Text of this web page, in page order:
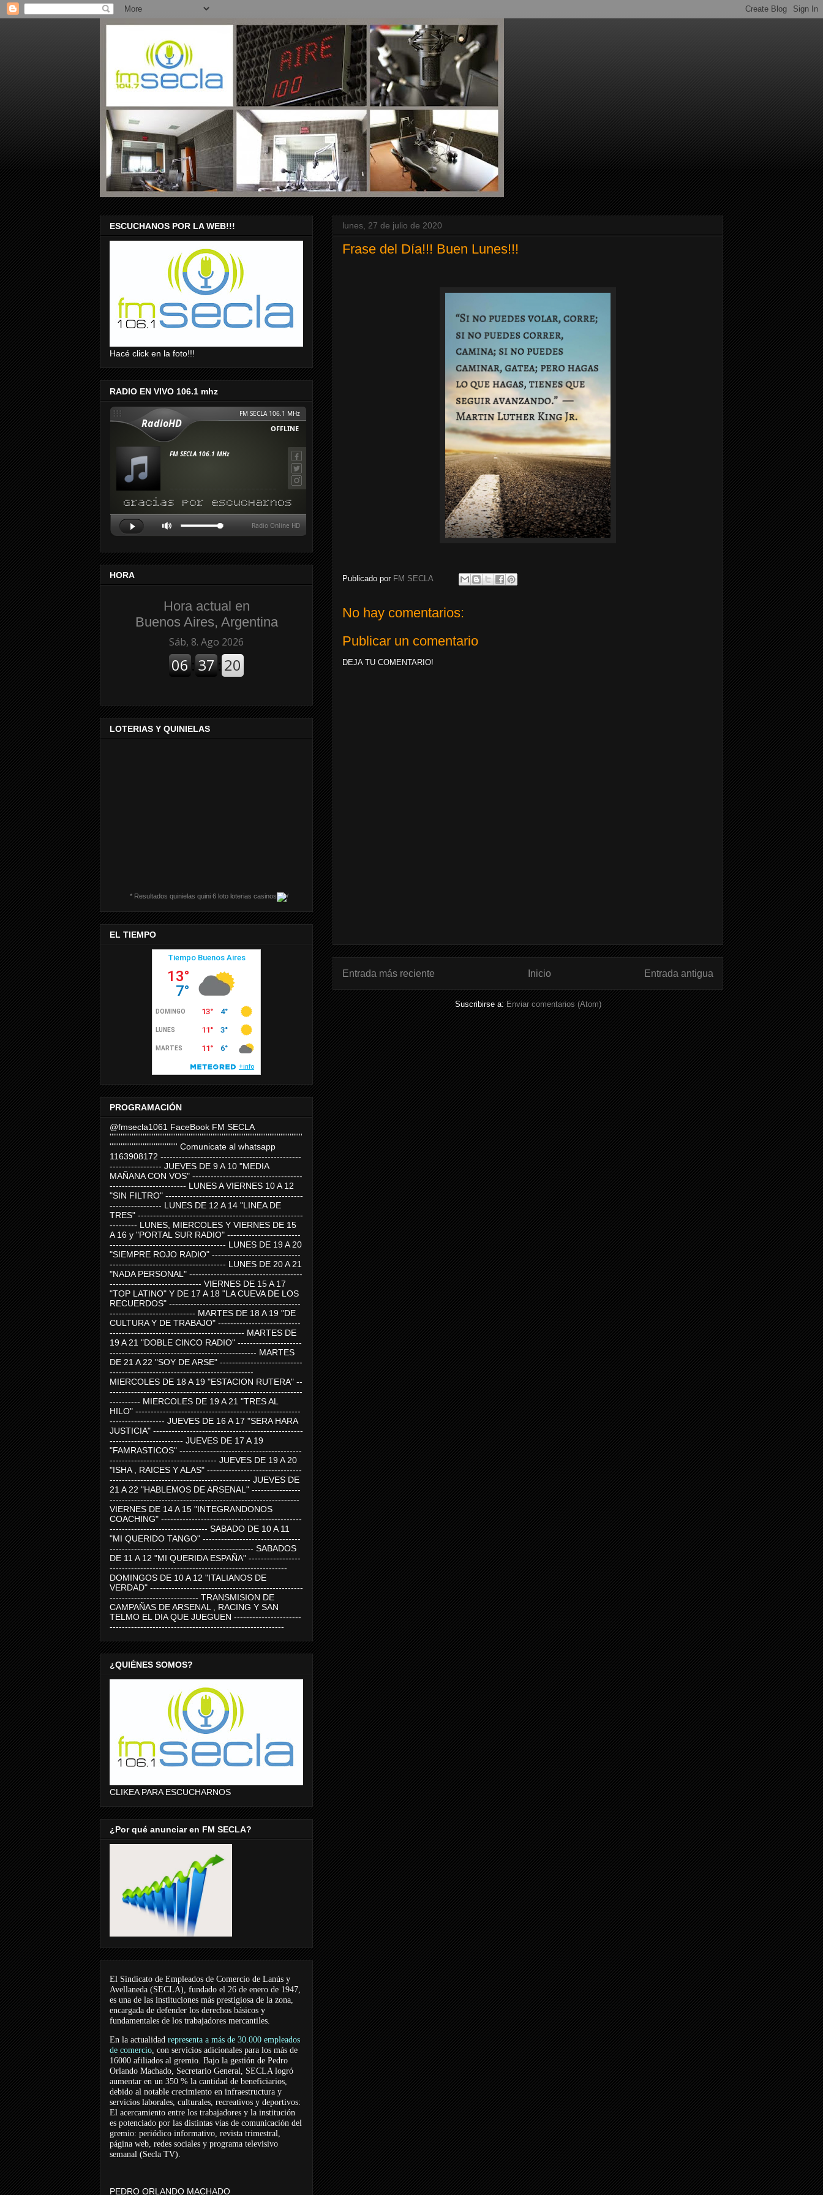
lunes, 27 de julio de 2020
Frase del Día!!! Buen Lunes!!!
Publicado por FM SECLA
No hay comentarios:
Publicar un comentario
DEJA TU COMENTARIO!
Entrada más reciente Entrada antigua
Inicio
Suscribirse a: Enviar comentarios (Atom)
ESCUCHANOS POR LA WEB!!!
Hacé click en la foto!!!
RADIO EN VIVO 106.1 mhz
HORA
Hora actual en
Buenos Aires, Argentina
LOTERIAS Y QUINIELAS
* Resultados quinielas quini 6 loto loterias casinos
EL TIEMPO
PROGRAMACIÓN
@fmsecla1061 FaceBook FM SECLA
'''''''''''''''''''''''''''''''''''''''''''''''''''''''''''''''''''''''''''''''''''''''''''''''''''''''''
''''''''''''''''''''''''''''''''''''' Comunicate al whatsapp
1163908172 ----------------------------------------------
----------------- JUEVES DE 9 A 10 "MEDIA
MAÑANA CON VOS" ------------------------------------
------------------------- LUNES A VIERNES 10 A 12
"SIN FILTRO" ---------------------------------------------
----------------- LUNES DE 12 A 14 "LINEA DE
TRES" ------------------------------------------------------
--------- LUNES, MIERCOLES Y VIERNES DE 15
A 16 y "PORTAL SUR RADIO" ------------------------
-------------------------------------- LUNES DE 19 A 20
"SIEMPRE ROJO RADIO" -----------------------------
-------------------------------------- LUNES DE 20 A 21
"NADA PERSONAL" -------------------------------------
------------------------------ VIERNES DE 15 A 17
"TOP LATINO" Y DE 17 A 18 "LA CUEVA DE LOS
RECUERDOS" -------------------------------------------
---------------------------- MARTES DE 18 A 19 "DE
CULTURA Y DE TRABAJO" ---------------------------
-------------------------------------------- MARTES DE
19 A 21 "DOBLE CINCO RADIO" ---------------------
------------------------------------------------ MARTES
DE 21 A 22 "SOY DE ARSE" ---------------------------
-----------------------------------------------
MIERCOLES DE 18 A 19 "ESTACION RUTERA" --
---------------------------------------------------------------
---------- MIERCOLES DE 19 A 21 "TRES AL
HILO" ------------------------------------------------------
------------------ JUEVES DE 16 A 17 "SERA HARA
JUSTICIA" -------------------------------------------------
------------------------ JUEVES DE 17 A 19
"FAMRASTICOS" ----------------------------------------
----------------------------------- JUEVES DE 19 A 20
"ISHA , RAICES Y ALAS" -------------------------------
---------------------------------------------- JUEVES DE
21 A 22 "HABLEMOS DE ARSENAL" ----------------
--------------------------------------------------------------
VIERNES DE 14 A 15 "INTEGRANDONOS
COACHING" ----------------------------------------------
-------------------------------- SABADO DE 10 A 11
"MI QUERIDO TANGO" --------------------------------
----------------------------------------------- SABADOS
DE 11 A 12 "MI QUERIDA ESPAÑA" -----------------
----------------------------------------------------------
DOMINGOS DE 10 A 12 "ITALIANOS DE
VERDAD" --------------------------------------------------
----------------------------- TRANSMISION DE
CAMPAÑAS DE ARSENAL , RACING Y SAN
TELMO EL DIA QUE JUEGUEN ----------------------
---------------------------------------------------------
¿QUIÉNES SOMOS?
CLIKEA PARA ESCUCHARNOS
¿Por qué anunciar en FM SECLA?
El Sindicato de Empleados de Comercio de Lanús y
Avellaneda (SECLA), fundado el 26 de enero de 1947,
es una de las instituciones más prestigiosa de la zona,
encargada de defender los derechos básicos y
fundamentales de los trabajadores mercantiles.
En la actualidad representa a más de 30.000 empleados
de comercio, con servicios adicionales para los más de
16000 afiliados al gremio. Bajo la gestión de Pedro
Orlando Machado, Secretario General, SECLA logró
aumentar en un 350 % la cantidad de beneficiarios,
debido al notable crecimiento en infraestructura y
servicios laborales, culturales, recreativos y deportivos:
El acercamiento entre los trabajadores y la institución
es potenciado por las distintas vías de comunicación del
gremio: periódico informativo, revista trimestral,
página web, redes sociales y programa televisivo
semanal (Secla TV).
PEDRO ORLANDO MACHADO